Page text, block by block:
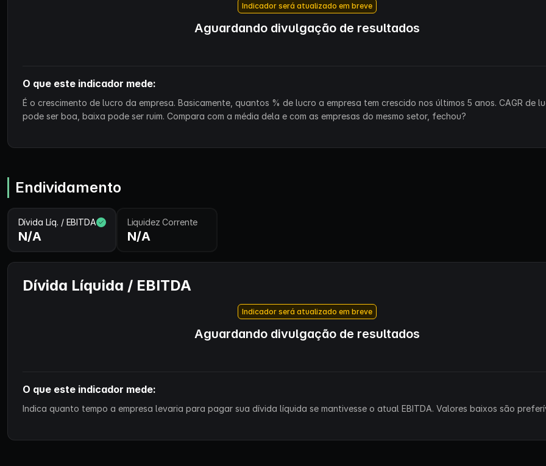
Indicador será atualizado em breve
Aguardando divulgação de resultados
O que este indicador mede:
É o crescimento de lucro da empresa. Basicamente, quantos % de lucro a empresa tem crescido nos últimos 5 anos. CAGR de
pode ser boa, baixa pode ser ruim. Compara com a média dela e com as empresas do mesmo setor, fechou?
Endividamento
Dívida Líq. / EBITDA
N/A
Liquidez Corrente
N/A
Dívida Líquida / EBITDA
Indicador será atualizado em breve
Aguardando divulgação de resultados
O que este indicador mede:
Indica quanto tempo a empresa levaria para pagar sua dívida líquida se mantivesse o atual EBITDA. Valores baixos são